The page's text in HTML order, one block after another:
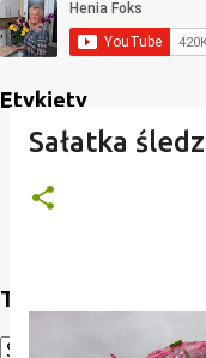
Etykiety
Translate
Sałatka